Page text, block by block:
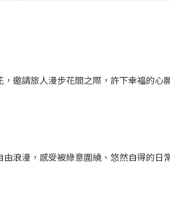
邀請旅人漫步花間之際，許下幸福的心
浪漫，感受被綠意圍繞、悠然自得的日